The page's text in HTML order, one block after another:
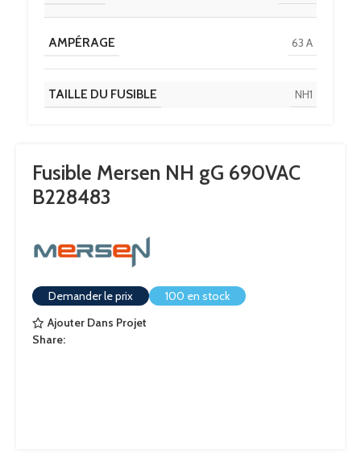
AMPÉRAGE 63 A
TAILLE DU FUSIBLE NH1
Fusible Mersen NH gG 690VAC
B228483
Demander le prix
100 en stock
Ajouter Dans Projet
Share: